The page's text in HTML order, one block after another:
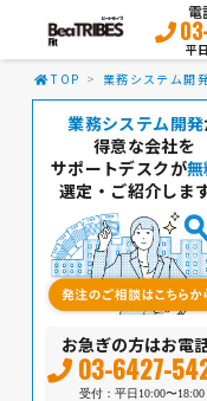
電
平
TOP 業務システム開
業務システム開発
得意な会社を
サポートデスクが
選定・ご紹介しま
お急ぎの方はお電
03-6427-
受付：平日10:00〜18:00